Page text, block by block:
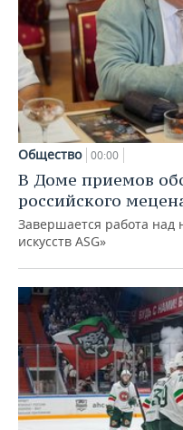
Общество 00:00
В Доме приемов
российского
Завершается работа над
искусств ASG»